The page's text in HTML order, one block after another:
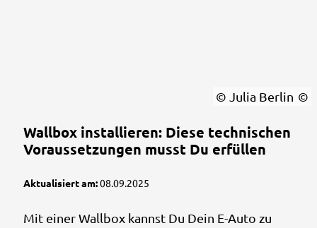
© Julia Berlin
Wallbox installieren: Diese technischen
Voraussetzungen musst Du erfüllen
Aktualisiert am:08.09.2025
Mit einer Wallbox kannst Du Dein E-Auto zu